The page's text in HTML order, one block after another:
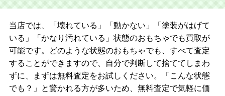
当店では、「壊れている」「動かない」「塗装がはげて
いる」「かなり汚れている」状態のおもちゃでも買取が
可能です。どのような状態のおもちゃでも、すべて査定
することができますので、自分で判断して捨ててしまわ
ずに、まずは無料査定をお試しください。「こんな状態
でも？」と驚かれる方が多いため、無料査定で気軽に価